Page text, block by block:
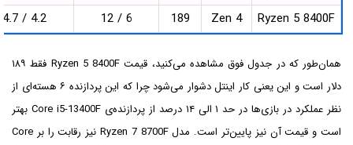
Ryzen 5 8400F
Zen 4
189
6 / 12
4.2 / 4.7
همان‌طور که در جدول فوق مشاهده می‌کنید، قیمت Ryzen 5 8400F فقط ۱۸۹
دلار است و این یعنی کار اینتل دشوار می‌شود چرا که این پردازنده ۶ هسته‌ای از
نظر عملکرد در بازی‌ها در حد ۱ الی ۱۴ درصد از پردازنده‌ی Core i5-13400F بهتر
است و قیمت آن نیز پایین‌تر است. مدل Ryzen 7 8700F نیز رقابت را بر Core